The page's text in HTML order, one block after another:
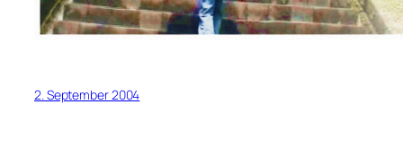
2. September 2004